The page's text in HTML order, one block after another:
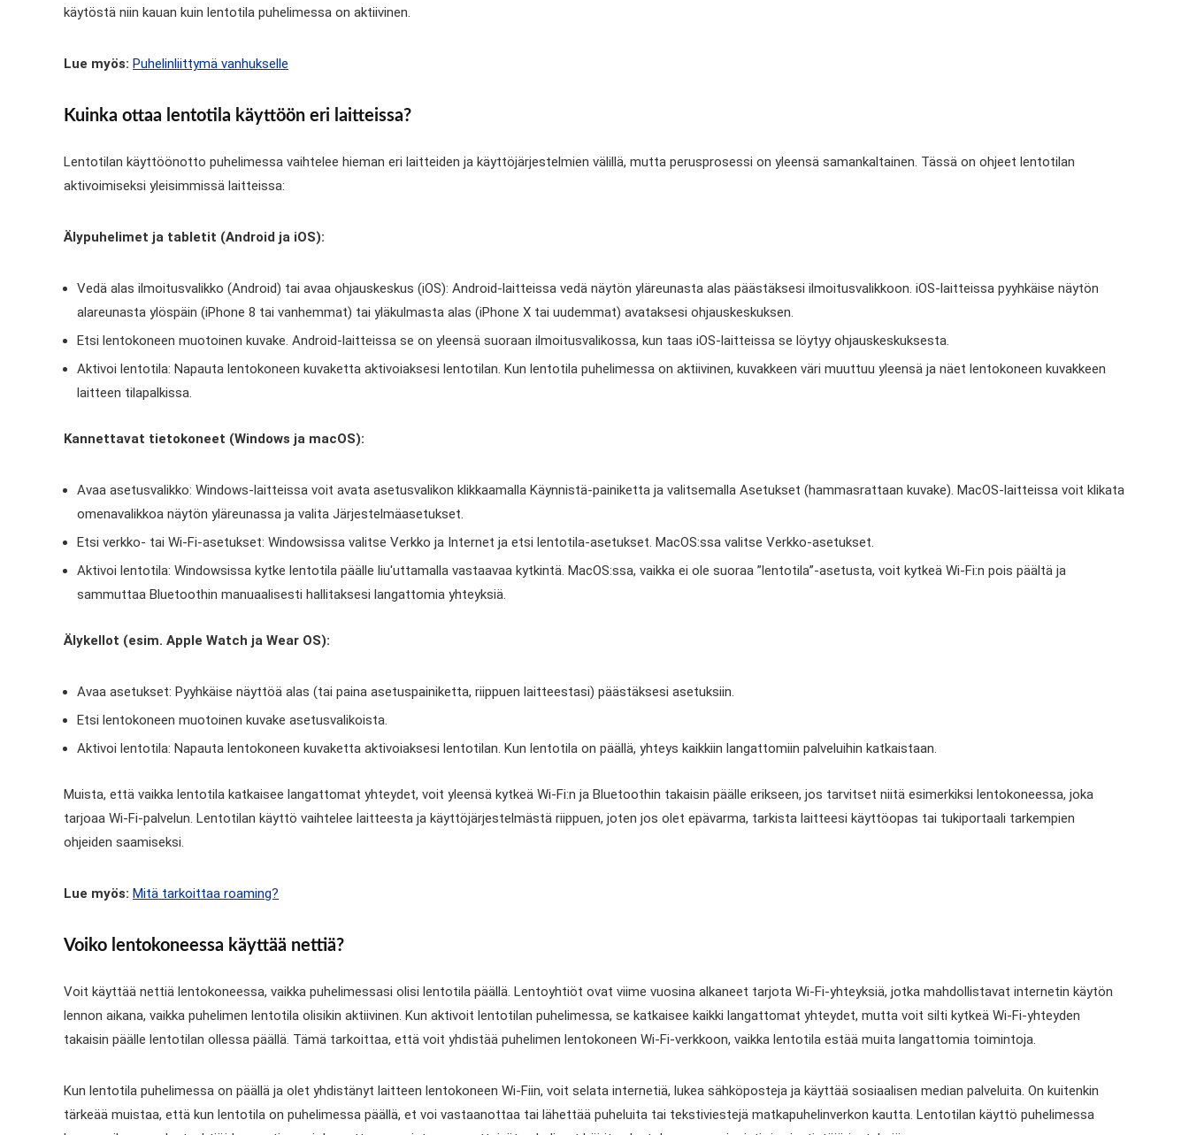
käytöstä niin kauan kuin lentotila puhelimessa on aktiivinen.
Lue myös: Puhelinliittymä vanhukselle
Kuinka ottaa lentotila käyttöön eri laitteissa?
Lentotilan käyttöönotto puhelimessa vaihtelee hieman eri laitteiden ja käyttöjärjestelmien välillä, mutta perusprosessi on yleensä samankaltainen. Tässä on ohjeet lentotilan
aktivoimiseksi yleisimmissä laitteissa:
Älypuhelimet ja tabletit (Android ja iOS):
Vedä alas ilmoitusvalikko (Android) tai avaa ohjauskeskus (iOS): Android-laitteissa vedä näytön yläreunasta alas päästäksesi ilmoitusvalikkoon. iOS-laitteissa pyyhkäise näytön
alareunasta ylöspäin (iPhone 8 tai vanhemmat) tai yläkulmasta alas (iPhone X tai uudemmat) avataksesi ohjauskeskuksen.
Etsi lentokoneen muotoinen kuvake. Android-laitteissa se on yleensä suoraan ilmoitusvalikossa, kun taas iOS-laitteissa se löytyy ohjauskeskuksesta.
Aktivoi lentotila: Napauta lentokoneen kuvaketta aktivoiaksesi lentotilan. Kun lentotila puhelimessa on aktiivinen, kuvakkeen väri muuttuu yleensä ja näet lentokoneen kuvakkeen
laitteen tilapalkissa.
Kannettavat tietokoneet (Windows ja macOS):
Avaa asetusvalikko: Windows-laitteissa voit avata asetusvalikon klikkaamalla Käynnistä-painiketta ja valitsemalla Asetukset (hammasrattaan kuvake). MacOS-laitteissa voit klikata
omenavalikkoa näytön yläreunassa ja valita Järjestelmäasetukset.
Etsi verkko- tai Wi-Fi-asetukset: Windowsissa valitse Verkko ja Internet ja etsi lentotila-asetukset. MacOS:ssa valitse Verkko-asetukset.
Aktivoi lentotila: Windowsissa kytke lentotila päälle liu'uttamalla vastaavaa kytkintä. MacOS:ssa, vaikka ei ole suoraa ”lentotila”-asetusta, voit kytkeä Wi-Fi:n pois päältä ja
sammuttaa Bluetoothin manuaalisesti hallitaksesi langattomia yhteyksiä.
Älykellot (esim. Apple Watch ja Wear OS):
Avaa asetukset: Pyyhkäise näyttöä alas (tai paina asetuspainiketta, riippuen laitteestasi) päästäksesi asetuksiin.
Etsi lentokoneen muotoinen kuvake asetusvalikoista.
Aktivoi lentotila: Napauta lentokoneen kuvaketta aktivoiaksesi lentotilan. Kun lentotila on päällä, yhteys kaikkiin langattomiin palveluihin katkaistaan.
Muista, että vaikka lentotila katkaisee langattomat yhteydet, voit yleensä kytkeä Wi-Fi:n ja Bluetoothin takaisin päälle erikseen, jos tarvitset niitä esimerkiksi lentokoneessa, joka
tarjoaa Wi-Fi-palvelun. Lentotilan käyttö vaihtelee laitteesta ja käyttöjärjestelmästä riippuen, joten jos olet epävarma, tarkista laitteesi käyttöopas tai tukiportaali tarkempien
ohjeiden saamiseksi.
Lue myös: Mitä tarkoittaa roaming?
Voiko lentokoneessa käyttää nettiä?
Voit käyttää nettiä lentokoneessa, vaikka puhelimessasi olisi lentotila päällä. Lentoyhtiöt ovat viime vuosina alkaneet tarjota Wi-Fi-yhteyksiä, jotka mahdollistavat internetin käytön
lennon aikana, vaikka puhelimen lentotila olisikin aktiivinen. Kun aktivoit lentotilan puhelimessa, se katkaisee kaikki langattomat yhteydet, mutta voit silti kytkeä Wi-Fi-yhteyden
takaisin päälle lentotilan ollessa päällä. Tämä tarkoittaa, että voit yhdistää puhelimen lentokoneen Wi-Fi-verkkoon, vaikka lentotila estää muita langattomia toimintoja.
Kun lentotila puhelimessa on päällä ja olet yhdistänyt laitteen lentokoneen Wi-Fiin, voit selata internetiä, lukea sähköposteja ja käyttää sosiaalisen median palveluita. On kuitenkin
tärkeää muistaa, että kun lentotila on puhelimessa päällä, et voi vastaanottaa tai lähettää puheluita tai tekstiviestejä matkapuhelinverkon kautta. Lentotilan käyttö puhelimessa